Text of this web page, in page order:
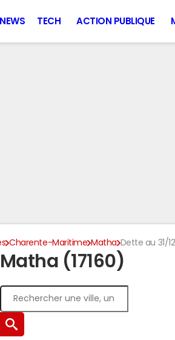
TECH ACTION PUBLIQUE
Charente-Maritime Matha Dette au 31/
(17160)